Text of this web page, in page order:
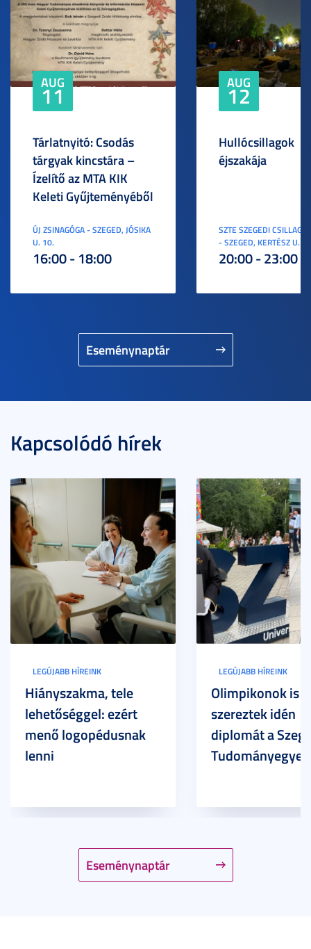
Eseménynaptár
AUG
11
Tárlatnyitó: Csodás
tárgyak kincstára –
Ízelítő az MTA KIK
Keleti Gyűjteményéből
ÚJ ZSINAGÓGA - SZEGED, JÓSIKA
U. 10.
16:00 - 18:00
AUG
12
Hullócsillagok
éjszakája
SZTE SZEGEDI
- SZEGED, KERTÉSZ U. 3.
20:00 - 23:00
Kapcsolódó hírek
Eseménynaptár
LEGÚJABB HÍREINK
Hiányszakma, tele
lehetőséggel: ezért
menő logopédusnak
lenni
LEGÚJABB HÍREINK
Olimpikonok is
szereztek idén
diplomát a